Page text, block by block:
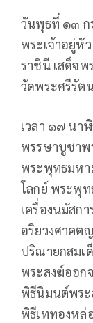
วันพุธที่ ๑๓ ก
พระเจ้าอยู่หั
ราชินี เสด็จพ
วัดพระศรีรัต
เวลา ๑๗ นา
พรรษาบูชาพ
พระพุทธมห
โลกย์ พระพุท
เครื่องนมัสก
อริยวงศาคต
ปริณายกสมเ
พระสงฆ์ออก
พิธีนิมนต์พระ
พิธีเททองหล่